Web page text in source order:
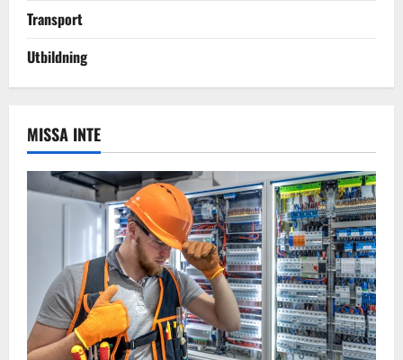
Transport
Utbildning
MISSA INTE